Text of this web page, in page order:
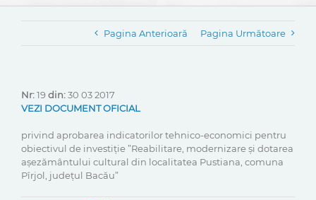
Pagina Anterioară Pagina Următoare
Nr:19din:30 03 2017
VEZI DOCUMENT OFICIAL
privind aprobarea indicatorilor tehnico-economici pentru
obiectivul de investiție ”Reabilitare, modernizare și dotarea
așezământului cultural din localitatea Pustiana, comuna
Pîrjol, județul Bacău”